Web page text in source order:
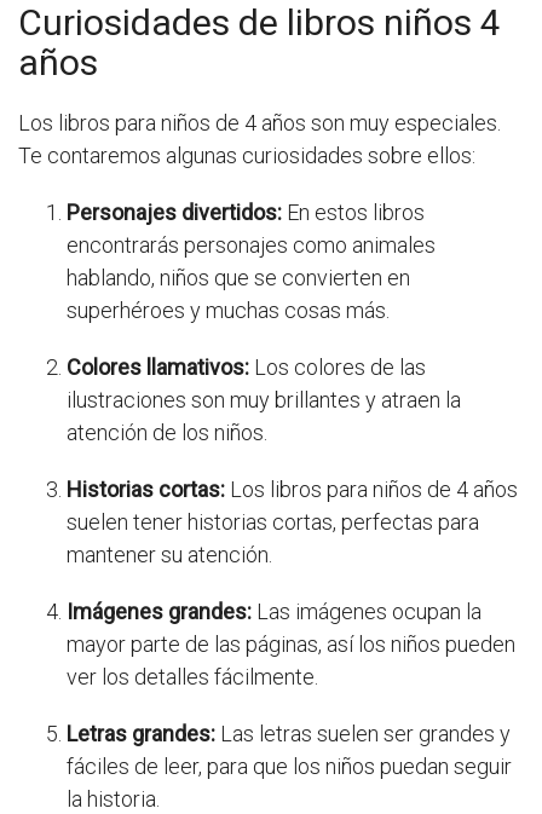
Curiosidades de libros niños 4
años
Los libros para niños de 4 años son muy especiales.
Te contaremos algunas curiosidades sobre ellos:
Personajes divertidos: En estos libros
encontrarás personajes como animales
hablando, niños que se convierten en
superhéroes y muchas cosas más.
Colores llamativos: Los colores de las
ilustraciones son muy brillantes y atraen la
atención de los niños.
Historias cortas: Los libros para niños de 4 años
suelen tener historias cortas, perfectas para
mantener su atención.
Imágenes grandes: Las imágenes ocupan la
mayor parte de las páginas, así los niños pueden
ver los detalles fácilmente.
Letras grandes: Las letras suelen ser grandes y
fáciles de leer, para que los niños puedan seguir
la historia.